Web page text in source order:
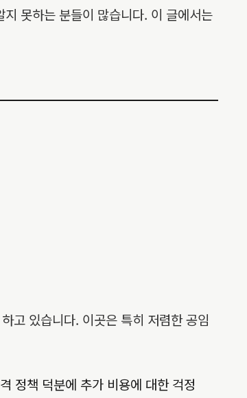
못하는 분들이 많습니다. 이 글에서는
고 있습니다. 이곳은 특히 저렴한 공임
정책 덕분에 추가 비용에 대한 걱정